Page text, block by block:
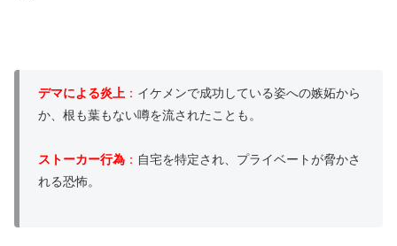
デマによる炎上 ： イケメンで成功している姿への嫉妬から
か、根も葉もない噂を流されたことも。
ストーカー行為 ： 自宅を特定され、プライベートが脅かさ
れる恐怖。